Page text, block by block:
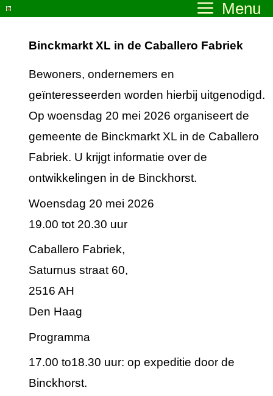
Ga
inhoud
Menu
Binckmarkt XL in de Caballero Fabriek
Bewoners, ondernemers en
geïnteresseerden worden hierbij uitgenodigd.
Op woensdag 20 mei 2026 organiseert de
gemeente de Binckmarkt XL in de Caballero
Fabriek. U krijgt informatie over de
ontwikkelingen in de Binckhorst.
Woensdag 20 mei 2026
19.00 tot 20.30 uur
Caballero Fabriek,
Saturnus straat 60,
2516 AH
Den Haag
Programma
17.00 to18.30 uur: op expeditie door de
Binckhorst.